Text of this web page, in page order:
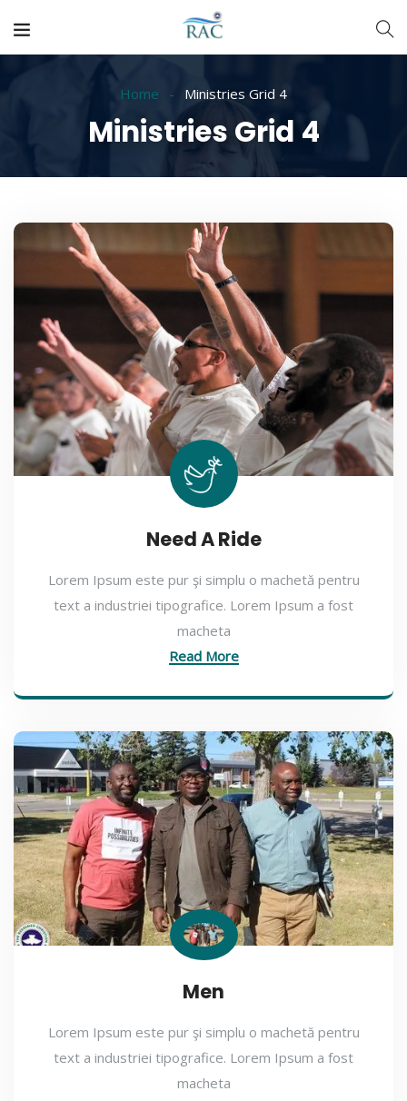
Home Ministries Grid 4
Ministries Grid 4
Need A Ride
Lorem Ipsum este pur şi simplu o machetă pentru
text a industriei tipografice. Lorem Ipsum a fost
macheta
Read More
Men
Lorem Ipsum este pur şi simplu o machetă pentru
text a industriei tipografice. Lorem Ipsum a fost
macheta